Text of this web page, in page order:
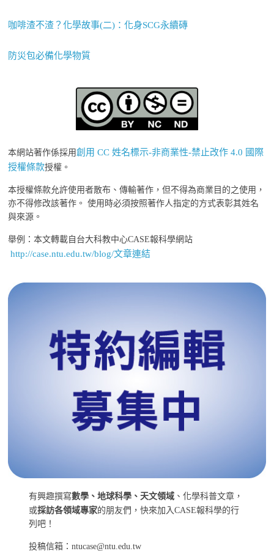
咖啡渣不渣？化學故事(二)：化身SCG永續磚
防災包必備化學物質
本網站著作係採用創用 CC 姓名標示-非商業性-禁止改作 4.0 國際
授權條款授權。
本授權條款允許使用者散布、傳輸著作，但不得為商業目的之使用，
亦不得修改該著作。 使用時必須按照著作人指定的方式表彰其姓名
與來源。
舉例：本文轉載自台大科教中心CASE報科學網站
http://case.ntu.edu.tw/blog/文章連結
有興趣撰寫數學、地球科學、天文領域 、化學科普文章，
或採訪各領域專家的朋友們，快來加入CASE報科學的行
列吧！
投稿信箱：ntucase@ntu.edu.tw